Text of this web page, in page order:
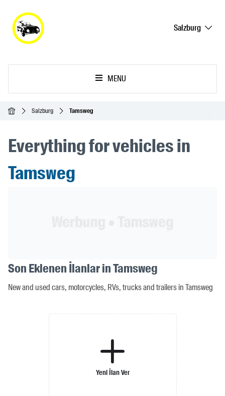
Salzburg
MENU
Ana SayfaSalzburg Tamsweg
Everything for vehicles in
Tamsweg
Son Eklenen İlanlar in Tamsweg
New and used cars, motorcycles, RVs, trucks and trailers in Tamsweg
Yeni İlan Ver